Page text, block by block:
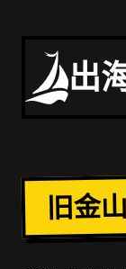
出
旧金山